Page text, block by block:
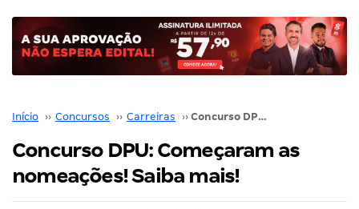
Início ›› Concursos ›› Carreiras ›› Concurso DPU: Começaram as nomeações! Saiba mais!
Concurso DPU: Começaram as
nomeações! Saiba mais!